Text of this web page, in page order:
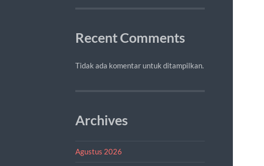
Recent Comments
Tidak ada komentar untuk ditampilkan.
Archives
Agustus 2026